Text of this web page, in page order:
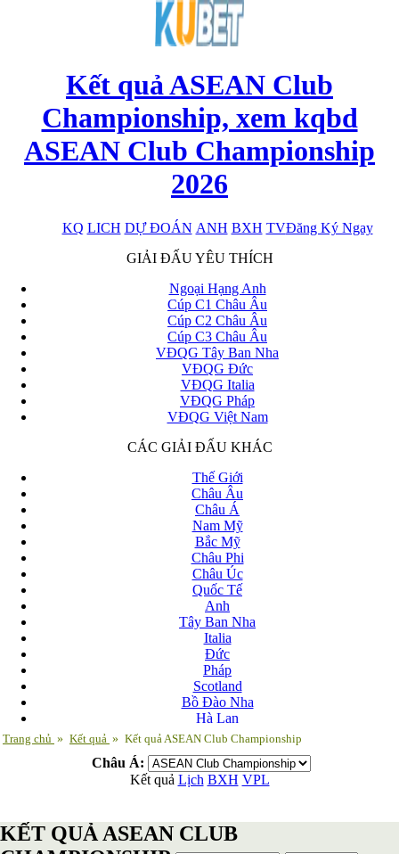
Kết quả ASEAN Club
Championship, xem kqbd
ASEAN Club Championship
2026
KQ LICH DỰ ĐOÁN ANH BXH TVĐăng Ký Ngay
x
GIẢI ĐẤU YÊU THÍCH
Ngoại Hạng Anh
Cúp C1 Châu Âu
Cúp C2 Châu Âu
Cúp C3 Châu Âu
VĐQG Tây Ban Nha
VĐQG Đức
VĐQG Italia
VĐQG Pháp
VĐQG Việt Nam
CÁC GIẢI ĐẤU KHÁC
Thế Giới
Châu Âu
Châu Á
Nam Mỹ
Bắc Mỹ
Châu Phi
Châu Úc
Quốc Tế
Anh
Tây Ban Nha
Italia
Đức
Pháp
Scotland
Bồ Đào Nha
Hà Lan
Nga
Andorra
Armenia
Belarus
Trang chủ » Kết quả » Kết quả ASEAN Club Championship
Châu Á:
Kết quả Lịch BXH VPL
KẾT QUẢ ASEAN CLUB